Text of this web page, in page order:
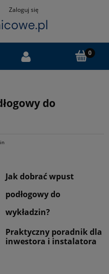
Zaloguj się
do
Jak dobrać wpust
podłogowy do
wykładzin?
Praktyczny poradnik dla
inwestora i instalatora